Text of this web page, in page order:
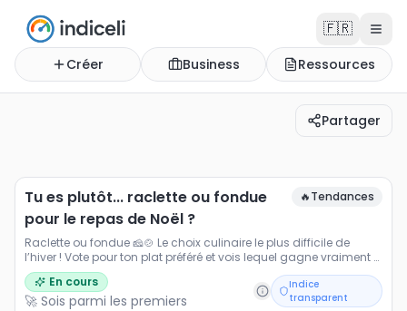
🇫🇷
Créer Business Ressources
Partager
Tu es plutôt... raclette ou fondue pour le repas de Noël
Raclette ou fondue 🧀🍲 Le choix culinaire le plus
Tu es plutôt... raclette ou fondue
pour le repas de Noël ?
🔥Tendances
Raclette ou fondue 🧀🍲 Le choix culinaire le plus difficile de
l’hiver ! Vote pour ton plat préféré et vois lequel gagne vraiment à
Noël.
En cours
🚀 Sois parmi les premiers
Indice
transparent